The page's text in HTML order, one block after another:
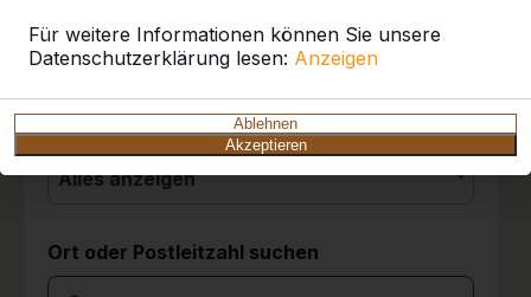
Für weitere Informationen können Sie unsere
Datenschutzerklärung lesen: Anzeigen
Ablehnen
Akzeptieren
10
Wir sind ganz begeistert über die Spielgeräte.
Es ist eine hochwertige Qualität. Die
Anlieferung war super; der Fahrer hat
Standort zu stellen. Die Spielgeräte wurden
daneben zur Verfügung. So ist ein spontanes
Spiel im Mehrgenerationenpark jederzeit
Produkt
Kategorie
Alles anzeigen
Ort oder Postleitzahl suchen